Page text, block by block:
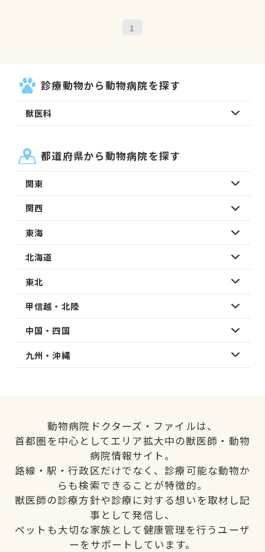
1
診療動物から動物病院を探す
獣医科
都道府県から動物病院を探す
関東
関西
東海
北海道
東北
甲信越・北陸
中国・四国
九州・沖縄
動物病院ドクターズ・ファイルは、
首都圏を中心としてエリア拡大中の獣医師・動物
病院情報サイト。
路線・駅・行政区だけでなく、診療可能な動物か
らも検索できることが特徴的。
獣医師の診療方針や診療に対する想いを取材し記
事として発信し、
ペットも大切な家族として健康管理を行うユーザ
ーをサポートしています。